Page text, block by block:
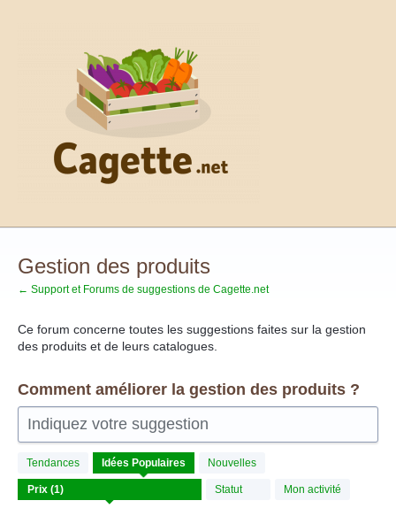
Gestion des produits
← Support et Forums de suggestions de Cagette.net
Ce forum concerne toutes les suggestions faites sur la gestion
des produits et de leurs catalogues.
Comment améliorer la gestion des produits ?
Indiquez votre suggestion
Tendances Idées Populaires Nouvelles
Statut Mon activité
résultat
trouvé